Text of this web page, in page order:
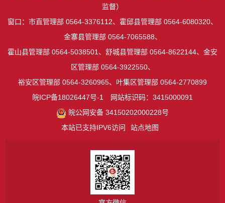
监督）
窗口：市直管理部 0564-3376112、霍邱县管理部 0564-6080320、
金寨县管理部 0564-7065588、
霍山县管理部 0564-5038501、舒城县管理部 0564-8622144、金安
区管理部 0564-3922550、
裕安区管理部 0564-3260965、叶集区管理部 0564-2770899
皖ICP备18026447号-1
网站标识码：3415000091
皖公网安备 34150202000228号
本站已支持IPV6访问
站点地图